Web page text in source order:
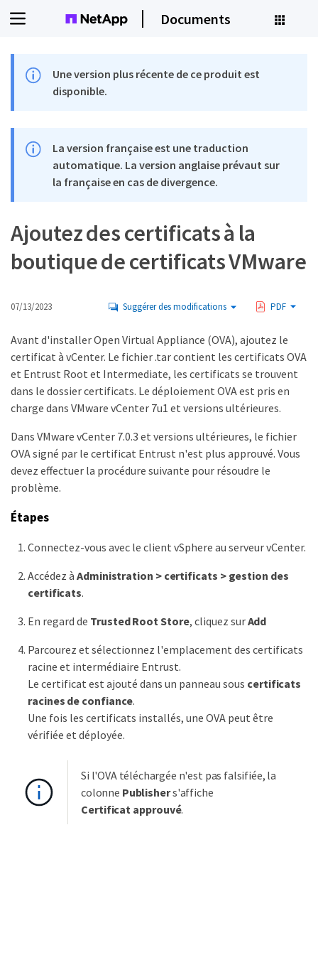
Documents
Une version plus récente de ce produit est
disponible.
La version française est une traduction
automatique. La version anglaise prévaut sur
la française en cas de divergence.
Ajoutez des certificats à la
boutique de certificats VMware
07/13/2023 Suggérer des modifications PDF
Avant d'installer Open Virtual Appliance (OVA), ajoutez le
certificat à vCenter. Le fichier .tar contient les certificats OVA
et Entrust Root et Intermediate, les certificats se trouvent
dans le dossier certificats. Le déploiement OVA est pris en
charge dans VMware vCenter 7u1 et versions ultérieures.
Dans VMware vCenter 7.0.3 et versions ultérieures, le fichier
OVA signé par le certificat Entrust n'est plus approuvé. Vous
devez effectuer la procédure suivante pour résoudre le
problème.
Étapes
Connectez-vous avec le client vSphere au serveur vCenter.
Accédez à Administration > certificats > gestion des
certificats.
En regard de Trusted Root Store, cliquez surAdd
Parcourez et sélectionnez l'emplacement des certificats
racine et intermédiaire Entrust.
Le certificat est ajouté dans un panneau sous certificats
racines de confiance.
Une fois les certificats installés, une OVA peut être
vérifiée et déployée.
Si l'OVA téléchargée n'est pas falsifiée, la
colonne Publishers'affiche
Certificat approuvé.